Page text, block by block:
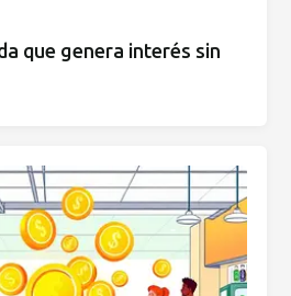
que genera interés sin